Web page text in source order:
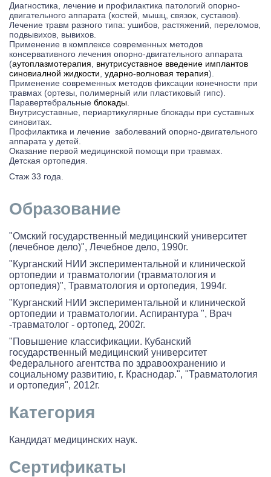
Диагностика, лечение и профилактика патологий опорно-
двигательного аппарата (костей, мышц, связок, суставов).
Лечение травм разного типа: ушибов, растяжений, переломов,
подвывихов, вывихов.
Применение в комплексе современных методов
консервативного лечения опорно-двигательного аппарата
(аутоплазмотерапия
внутрисуставное введение имплантов
синовиалной жидкости ударно-волновая терапия).
Применение современных методов фиксации конечности при
травмах (ортезы, полимерный или пластиковый гипс).
Паравертебральные блокады
Внутрисуставные, периартикулярные блокады при суставных
синовитах.
Профилактика и лечение заболеваний опорно-двигательного
аппарата у детей.
Оказание первой медицинской помощи при травмах.
Детская ортопедия.
Стаж 33 года.
Образование
"Омский государственный медицинский университет
(лечебное дело)", Лечебное дело, 1990г.
"Курганский НИИ экспериментальной и клинической
ортопедии и травматологии (травматология и
ортопедия)", Травматология и ортопедия, 1994г.
"Курганский НИИ экспериментальной и клинической
ортопедии и травматологии. Аспирантура ", Врач
-травматолог - ортопед, 2002г.
"Повышение классификации. Кубанский
государственный медицинский университет
Федерального агентства по здравоохранению и
социальному развитию, г. Краснодар.", "Травматология
и ортопедия", 2012г.
Категория
Кандидат медицинских наук.
Сертификаты